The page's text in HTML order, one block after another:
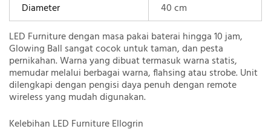
Diameter
40 cm
LED Furniture dengan masa pakai baterai hingga 10 jam,
Glowing Ball sangat cocok untuk taman, dan pesta
pernikahan. Warna yang dibuat termasuk warna statis,
memudar melalui berbagai warna, flahsing atau strobe. Unit
dilengkapi dengan pengisi daya penuh dengan remote
wireless yang mudah digunakan.
Kelebihan LED Furniture Ellogrin